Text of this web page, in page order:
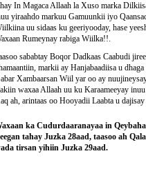
In Magaca Allaah la Xuso marka
yiraahdo markuu Gamuunkii iyo
uu sidaas ku geeriyooday, hase
Rumeynay rabiga Wiilka!!.
sababtay Boqor Dadkaas Caabudi
markii ay Hanjabaadiisa u
Xambaarsan Wiil yar oo ay
waxaa Allaah uu ku Karaameeyay
ah, arintaas oo Hooyadii Laabta u
ka Cudurdaaranayaa in
tahay Juzka 28aad, taasoo ah
tirsan yihiin Juzka 29aad.